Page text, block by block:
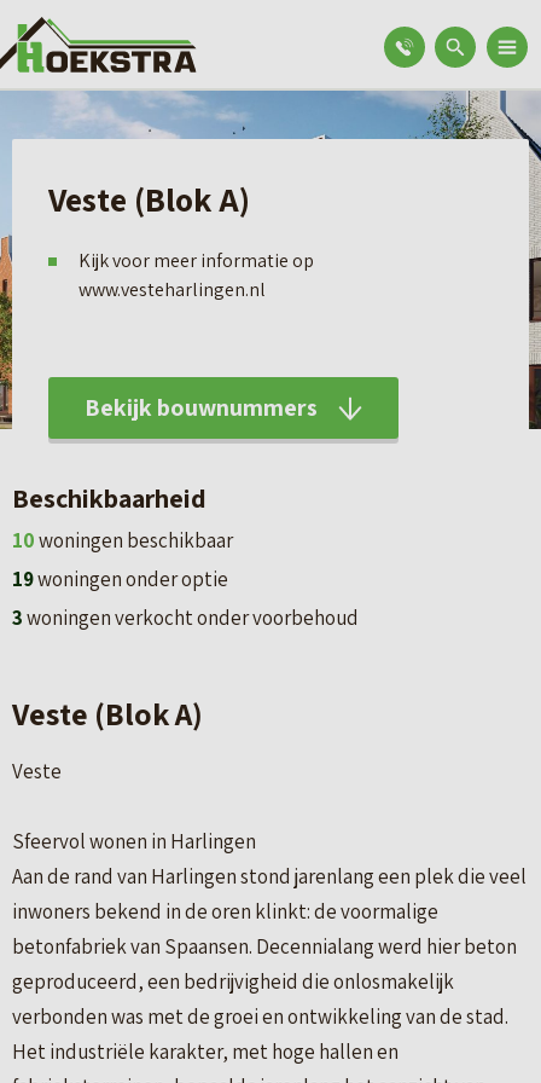
Veste (Blok A)
Kijk voor meer informatie op
www.vesteharlingen.nl
Bekijk bouwnummers
Beschikbaarheid
10woningen beschikbaar
19woningen onder optie
3woningen verkocht onder voorbehoud
Veste (Blok A)
Veste
Sfeervol wonen in Harlingen
Aan de rand van Harlingen stond jarenlang een plek die veel
inwoners bekend in de oren klinkt: de voormalige
betonfabriek van Spaansen. Decennialang werd hier beton
geproduceerd, een bedrijvigheid die onlosmakelijk
verbonden was met de groei en ontwikkeling van de stad.
Het industriële karakter, met hoge hallen en